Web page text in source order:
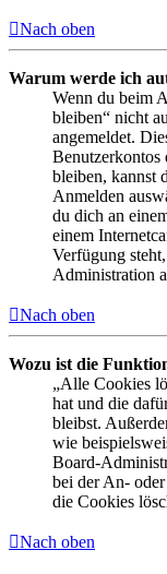
Nach oben
Warum werde ich
Wenn du beim
bleiben“ nicht
angemeldet.
Benutzerkontos
bleiben, kannst
Anmelden
du dich an
einem
Verfügung
Administration
Nach oben
Wozu ist die
„Alle Cookies
hat und die
bleibst.
wie
Board-
bei der An-
die Cookies
Nach oben